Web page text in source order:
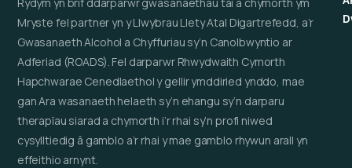
Mryste fel partner yn y Llwybrau Llety Atal Digartrefedd, a’r
Gwasanaeth Alcohol a Chyffuriau sy’n Canolbwyntio ar
Adferiad (ROADS). Fel darparwr Rhwydwaith Cymorth
Hapchwarae Cenedlaethol y gellir ymddiried ynddo, mae
gan Ara wasanaeth helaeth sy’n ehangu sy’n darparu
therapïau siarad a chymorth i’r rhai sy’n profi niwed
cysylltiedig â gamblo a’r rhai y mae gamblo rhywun arall yn
effeithio arnynt.